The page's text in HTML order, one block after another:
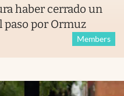
haber cerrado un
paso por Ormuz
Members